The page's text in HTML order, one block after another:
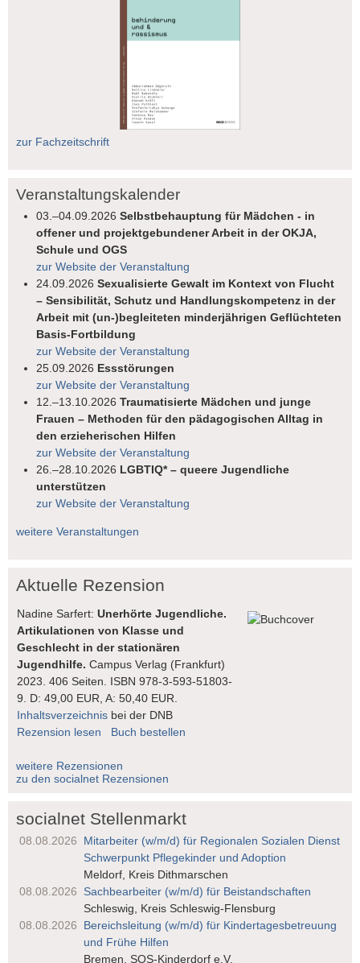
zur Fachzeitschrift
Veranstaltungskalender
03.–04.09.2026Selbstbehauptung für Mädchen - in
offener und projektgebundener Arbeit in der OKJA,
Schule und OGS
zur Website der Veranstaltung
24.09.2026Sexualisierte Gewalt im Kontext von Flucht
– Sensibilität, Schutz und Handlungskompetenz in der
Arbeit mit (un-)begleiteten minderjährigen Geflüchteten
Basis-Fortbildung
zur Website der Veranstaltung
25.09.2026 Essstörungen
zur Website der Veranstaltung
12.–13.10.2026Traumatisierte Mädchen und junge
Frauen – Methoden für den pädagogischen Alltag in
den erzieherischen Hilfen
zur Website der Veranstaltung
26.–28.10.2026 LGBTIQ* – queere Jugendliche
unterstützen
zur Website der Veranstaltung
weitere Veranstaltungen
Aktuelle Rezension
Nadine Sarfert:Unerhörte Jugendliche.
Artikulationen von Klasse und
Geschlecht in der stationären
Jugendhilfe.Campus Verlag (Frankfurt)
2023. 406 Seiten. ISBN 978-3-593-51803-
9. D: 49,00 EUR, A: 50,40 EUR.
Inhaltsverzeichnis bei der DNB
Rezension lesen
Buch bestellen
weitere Rezensionen
zu den socialnet Rezensionen
socialnet Stellenmarkt
08.08.2026
Mitarbeiter (w/m/d) für Regionalen Sozialen Dienst
Schwerpunkt Pflegekinder und Adoption
Meldorf, Kreis Dithmarschen
08.08.2026
Sachbearbeiter (w/m/d) für Beistandschaften
Schleswig, Kreis Schleswig-Flensburg
08.08.2026
Bereichsleitung (w/m/d) für Kindertages­betreuung
und Frühe Hilfen
Bremen, SOS-Kinderdorf e.V.